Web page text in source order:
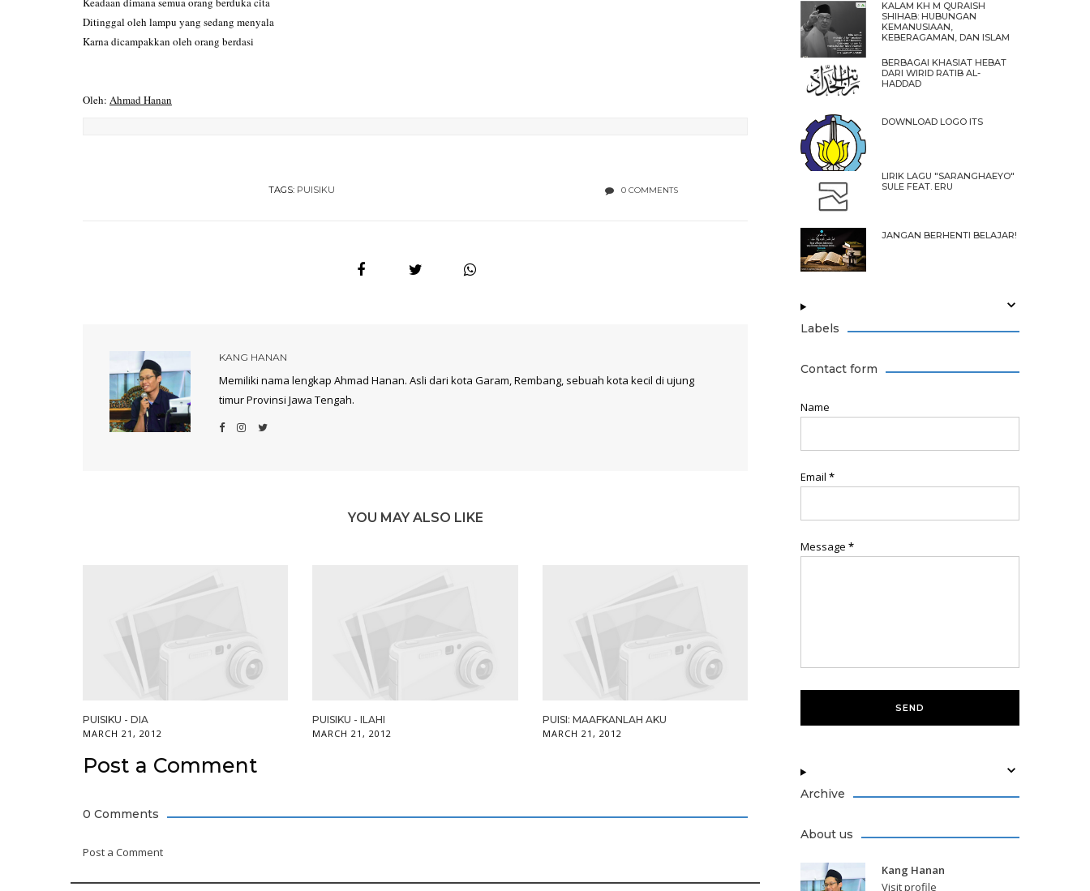
Ditinggal oleh lampu yang sedang menyala
Karna dicampakkan oleh orang berdasi
Oleh: Ahmad Hanan
TAGS: PUISIKU 0 COMMENTS
KANG HANAN
Memiliki nama lengkap Ahmad Hanan. Asli dari kota Garam, Rembang, sebuah kota kecil di ujung
timur Provinsi Jawa Tengah.
YOU MAY ALSO LIKE
PUISIKU - DIA
MARCH 21, 2012
PUISIKU - ILAHI
MARCH 21, 2012
PUISI: MAAFKANLAH AKU
MARCH 21, 2012
Post a Comment
0 Comments
Post a Comment
KALAM KH M QURAISH
SHIHAB: HUBUNGAN
KEMANUSIAAN,
KEBERAGAMAN, DAN ISLAM
BERBAGAI KHASIAT HEBAT
DARI WIRID RATIB AL-
HADDAD
DOWNLOAD LOGO ITS
LIRIK LAGU "SARANGHAEYO"
SULE FEAT. ERU
JANGAN BERHENTI BELAJAR!
Labels
Contact form
Name
Email *
Message *
Archive
About us
Kang Hanan
Visit profile